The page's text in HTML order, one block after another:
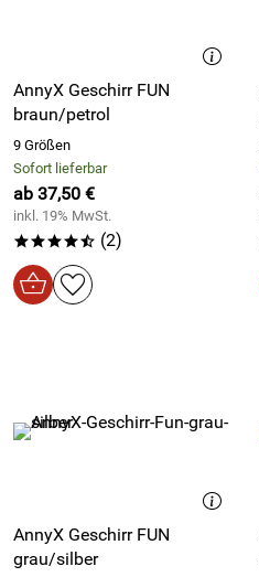
AnnyX Geschirr FUN
braun/petrol
9 Größen
Sofort lieferbar
ab 37,50 €
inkl. 19% MwSt.
****/ (2)
AnnyX Geschirr FUN
grau/silber